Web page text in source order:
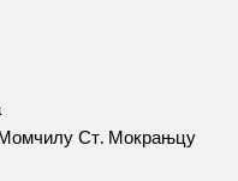
Момчилу Ст. Мокрањцу